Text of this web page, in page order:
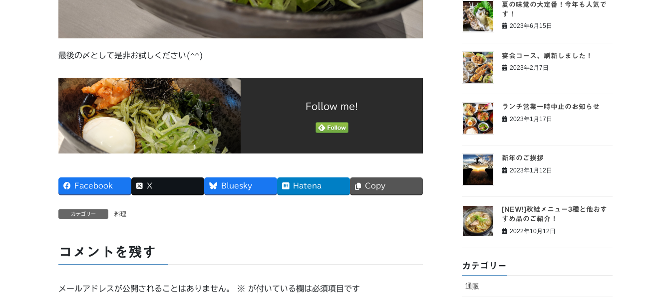
最後の〆として是非お試しください(^^)
Follow me!
Facebook X Bluesky Hatena Copy
カテゴリー 料理
コメントを残す
メールアドレスが公開されることはありません。 ※ が付いている欄は必須項目です
夏の味覚の大定番！今年も人気で
す！
2023年6月15日
宴会コース、刷新しました！
2023年2月7日
ランチ営業一時中止のお知らせ
2023年1月17日
新年のご挨拶
2023年1月12日
[NEW!]秋鮭メニュー3種と他おす
すめ品のご紹介！
2022年10月12日
カテゴリー
通販